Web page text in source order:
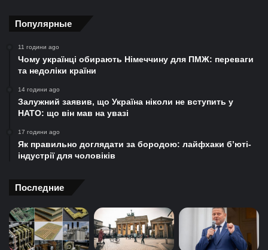
Популярные
11 години ago
Чому українці обирають Німеччину для ПМЖ: переваги
та недоліки країни
14 години ago
Залужний заявив, що Україна ніколи не вступить у
НАТО: що він мав на увазі
17 години ago
Як правильно доглядати за бородою: лайфхаки б’юті-
індустрії для чоловіків
Последние